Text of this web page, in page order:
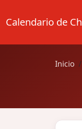
Calendario de
Inicio